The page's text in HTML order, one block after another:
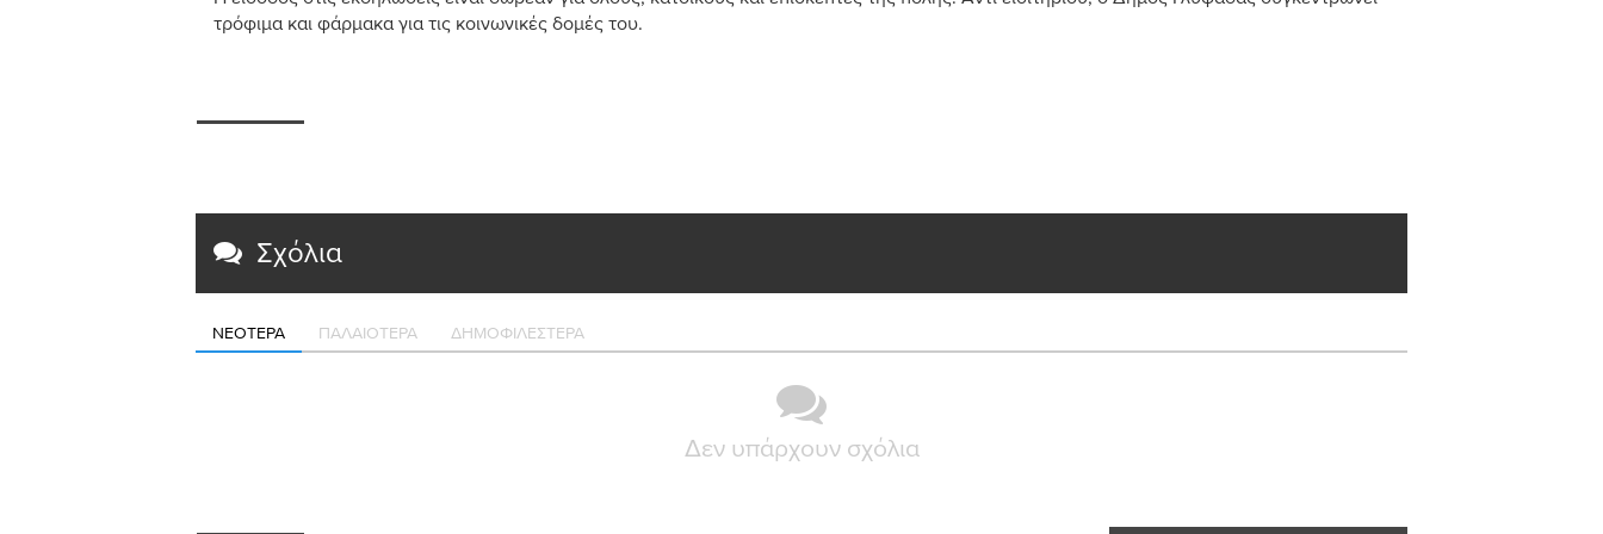
τρόφιμα και φάρμακα για τις κοινωνικές δομές του.
Σχόλια
ΝΕΌΤΕΡΑ ΠΑΛΑΙΌΤΕΡΑ ΔΗΜΟΦΙΛΈΣΤΕΡΑ
Δεν υπάρχουν σχόλια